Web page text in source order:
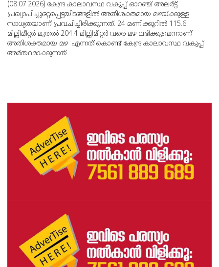
(08.07.2026) കേന്ദ്ര കാലാവസ്ഥ വകുപ്പ് ഓറഞ്ച് അലര്‍ട്ട്
പ്രഖ്യാപിച്ചുഒറ്റപ്പെട്ടയിടങ്ങളില്‍ അതിശക്തമായ മഴയ്ക്കുള്ള
സാധ്യതയാണ് പ്രവചിച്ചിരിക്കുന്നത്. 24 മണിക്കൂറില്‍ 115.6
മില്ലിമീറ്റര്‍ മുതല്‍ 204.4 മില്ലിമീറ്റര്‍ വരെ മഴ ലഭിക്കുമെന്നാണ്
അതിശക്തമായ മഴ എന്നത് കൊണ്ട് കേന്ദ്ര കാലാവസ്ഥ വകുപ്പ്
അര്‍ത്ഥമാക്കുന്നത്.